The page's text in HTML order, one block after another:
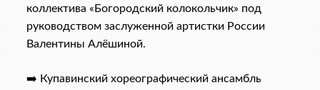
коллектива «Богородский колокольчик» под
руководством заслуженной артистки России
Валентины Алёшиной.
➡️ Купавинский хореографический ансамбль